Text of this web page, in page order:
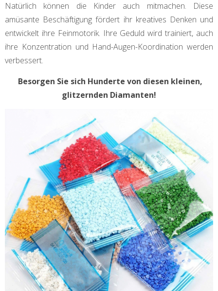
Natürlich können die Kinder auch mitmachen. Diese
amüsante Beschäftigung fördert ihr kreatives Denken und
entwickelt ihre Feinmotorik. Ihre Geduld wird trainiert, auch
ihre Konzentration und Hand-Augen-Koordination werden
verbessert.
Besorgen Sie sich Hunderte von diesen kleinen,
glitzernden Diamanten!